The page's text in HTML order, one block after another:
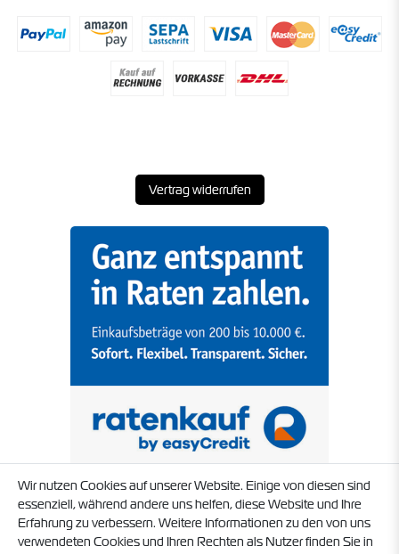
Vertrag widerrufen
Wir nutzen Cookies auf unserer Website. Einige von diesen sind
essenziell, während andere uns helfen, diese Website und Ihre
Erfahrung zu verbessern. Weitere Informationen zu den von uns
verwendeten Cookies und Ihren Rechten als Nutzer finden Sie in